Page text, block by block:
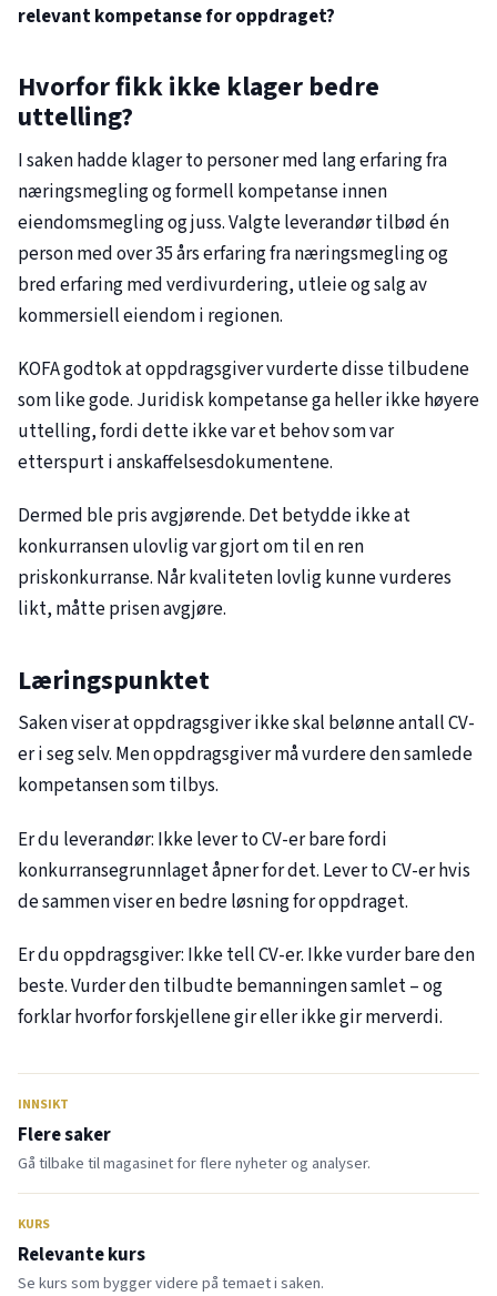
relevant kompetanse for oppdraget?
Hvorfor fikk ikke klager bedre
uttelling?
I saken hadde klager to personer med lang erfaring fra
næringsmegling og formell kompetanse innen
eiendomsmegling og juss. Valgte leverandør tilbød én
person med over 35 års erfaring fra næringsmegling og
bred erfaring med verdivurdering, utleie og salg av
kommersiell eiendom i regionen.
KOFA godtok at oppdragsgiver vurderte disse tilbudene
som like gode. Juridisk kompetanse ga heller ikke høyere
uttelling, fordi dette ikke var et behov som var
etterspurt i anskaffelsesdokumentene.
Dermed ble pris avgjørende. Det betydde ikke at
konkurransen ulovlig var gjort om til en ren
priskonkurranse. Når kvaliteten lovlig kunne vurderes
likt, måtte prisen avgjøre.
Læringspunktet
Saken viser at oppdragsgiver ikke skal belønne antall CV-
er i seg selv. Men oppdragsgiver må vurdere den samlede
kompetansen som tilbys.
Er du leverandør: Ikke lever to CV-er bare fordi
konkurransegrunnlaget åpner for det. Lever to CV-er hvis
de sammen viser en bedre løsning for oppdraget.
Er du oppdragsgiver: Ikke tell CV-er. Ikke vurder bare den
beste. Vurder den tilbudte bemanningen samlet – og
forklar hvorfor forskjellene gir eller ikke gir merverdi.
INNSIKT
Flere saker
Gå tilbake til magasinet for flere nyheter og analyser.
KURS
Relevante kurs
Se kurs som bygger videre på temaet i saken.